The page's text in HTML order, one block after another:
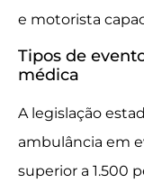
e motorista
Tipos de
médica
A legislação
ambulância em
superior a 1.500